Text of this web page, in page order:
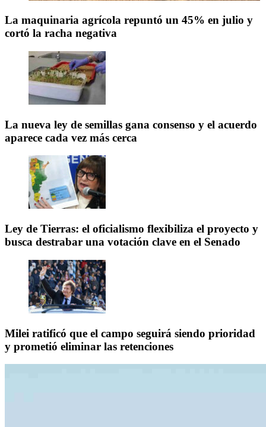
La maquinaria agrícola repuntó un 45% en julio y
cortó la racha negativa
La nueva ley de semillas gana consenso y el acuerdo
aparece cada vez más cerca
Ley de Tierras: el oficialismo flexibiliza el proyecto y
busca destrabar una votación clave en el Senado
Milei ratificó que el campo seguirá siendo prioridad
y prometió eliminar las retenciones